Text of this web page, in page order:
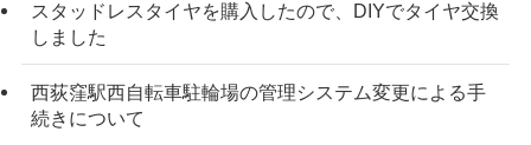
スタッドレスタイヤを購入したので、DIYでタイヤ交換
しました
西荻窪駅西自転車駐輪場の管理システム変更による手
続きについて